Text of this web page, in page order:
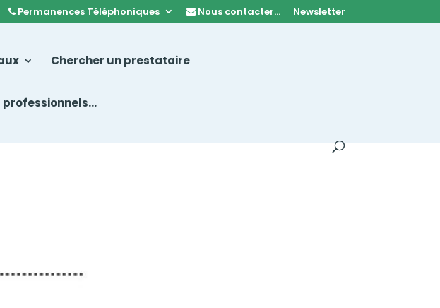
Permanences Téléphoniques Nous contacter… Newsletter
Chercher un prestataire
professionnels…